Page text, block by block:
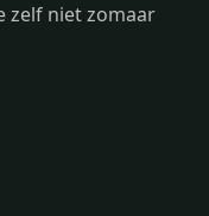
zelf niet zomaar